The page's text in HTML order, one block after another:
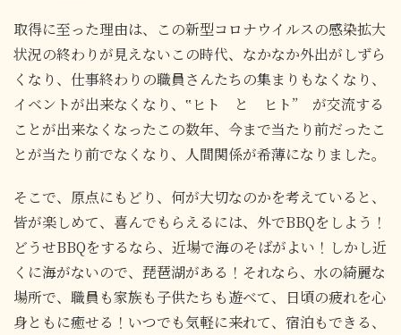
取得に至った理由は、この新型コロナウイルスの感染拡大
状況の終わりが見えないこの時代、なかなか外出がしずら
くなり、仕事終わりの職員さんたちの集まりもなくなり、
イベントが出来なくなり、‟ヒト と ヒト” が交流する
ことが出来なくなったこの数年、今まで当たり前だったこ
とが当たり前でなくなり、人間関係が希薄になりました。
そこで、原点にもどり、何が大切なのかを考えていると、
皆が楽しめて、喜んでもらえるには、外でBBQをしよう！
どうせBBQをするなら、近場で海のそばがよい！しかし近
くに海がないので、琵琶湖がある！それなら、水の綺麗な
場所で、職員も家族も子供たちも遊べて、日頃の疲れを心
身ともに癒せる！いつでも気軽に来れて、宿泊もできる、